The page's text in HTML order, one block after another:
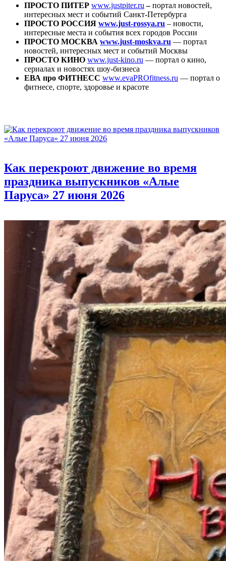
ПРОСТО ПИТЕР www.justpiter.ru –портал новостей,
интересных мест и событий Санкт-Петербурга
ПРОСТО РОССИЯ www.just-rossya.ru – новости,
интересные места и события всех городов России
ПРОСТО МОСКВА www.just-moskva.ru — портал
новостей, интересных мест и событий Москвы
ПРОСТО КИНО www.just-kino.ru — портал о кино,
сериалах и новостях шоу-бизнеса
ЕВА про ФИТНЕСС www.evaPROfitness.ru — портал о
фитнесе, спорте, здоровье и красоте
Как перекроют движение во время
праздника выпускников «Алые
Паруса» 27 июня 2026